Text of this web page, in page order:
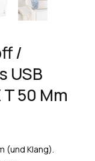
/
USB
T 50 Mm
(und Klang).